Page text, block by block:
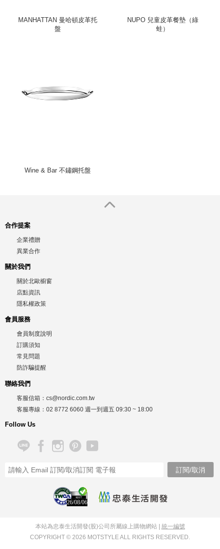
MANHATTAN 曼哈頓皮革托
盤
NUPO 兒童皮革餐墊（綠
蛙）
Wine & Bar 不鏽鋼托盤
合作提案
企業禮贈
異業合作
關於我們
關於北歐櫥窗
店點資訊
隱私權政策
會員服務
會員制度說明
訂購須知
常見問題
防詐騙提醒
聯絡我們
客服信箱： cs@nordic.com.tw
客服專線： 02 8772 6060 週一到週五 09:30 ~ 18:00
Follow Us
26/08/06
本站為忠泰生活開發(股)公司所屬線上購物網站 | 統一編號
COPYRIGHT © 2026 MOTSTYLE ALL RIGHTS RESERVED.